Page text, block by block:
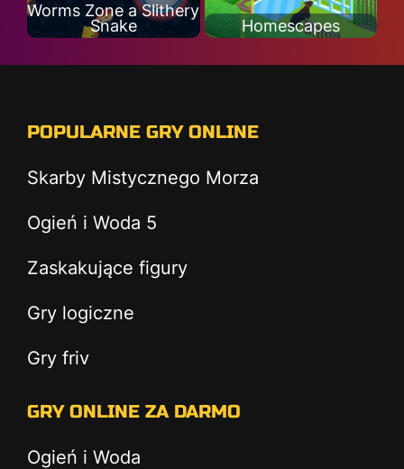
Worms Zone a Slithery
Snake
Homescapes
POPULARNE GRY ONLINE
Skarby Mistycznego Morza
Ogień i Woda 5
Zaskakujące figury
Gry logiczne
Gry friv
GRY ONLINE ZA DARMO
Ogień i Woda